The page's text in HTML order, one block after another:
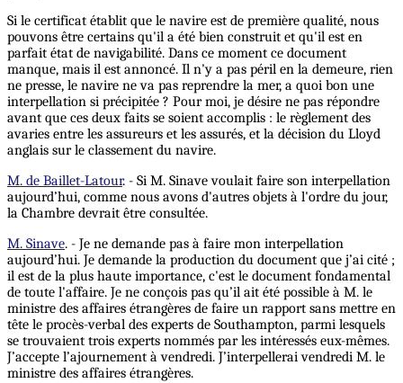
Si le certificat établit que le navire est de première qualité, nous
pouvons être certains qu'il a été bien construit et qu'il est en
parfait état de navigabilité. Dans ce moment ce document
manque, mais il est annoncé. Il n'y a pas péril en la demeure, rien
ne presse, le navire ne va pas reprendre la mer, a quoi bon une
interpellation si précipitée ? Pour moi, je désire ne pas répondre
avant que ces deux faits se soient accomplis : le règlement des
avaries entre les assureurs et les assurés, et la décision du Lloyd
anglais sur le classement du navire.
M. de Baillet-Latour. - Si M. Sinave voulait faire son interpellation
aujourd’hui, comme nous avons d'autres objets à l'ordre du jour,
la Chambre devrait être consultée.
M. Sinave. - Je ne demande pas à faire mon interpellation
aujourd’hui. Je demande la production du document que j’ai cité ;
il est de la plus haute importance, c'est le document fondamental
de toute l'affaire. Je ne conçois pas qu’il ait été possible à M. le
ministre des affaires étrangères de faire un rapport sans mettre en
tête le procès-verbal des experts de Southampton, parmi lesquels
se trouvaient trois experts nommés par les intéressés eux-mêmes.
J’accepte l’ajournement à vendredi. J’interpellerai vendredi M. le
ministre des affaires étrangères.